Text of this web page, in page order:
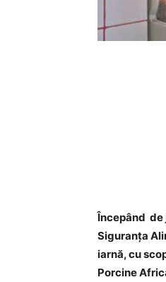
Începând de
Siguranța
iarnă, cu
Porcine